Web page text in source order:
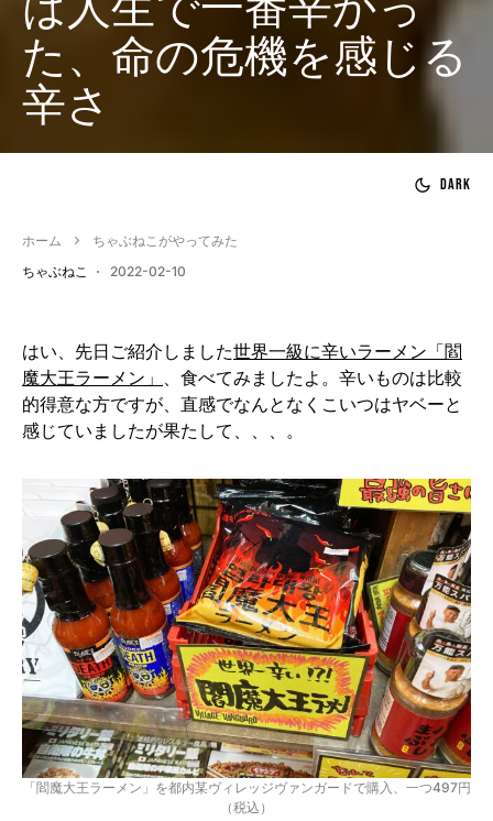
た、命の危機を感じる
辛さ
ホーム
ちゃぶねこがやってみた
ちゃぶねこ
2022-02-10
Dark
はい、先日ご紹介しました世界一級に辛いラーメン「閻
魔大王ラーメン」 、食べてみましたよ。辛いものは比較
的得意な方ですが、直感でなんとなくこいつはヤベーと
感じていましたが果たして、、、。
「閻魔大王ラーメン」を都内某ヴィレッジヴァンガードで購入、一つ497円
（税込）